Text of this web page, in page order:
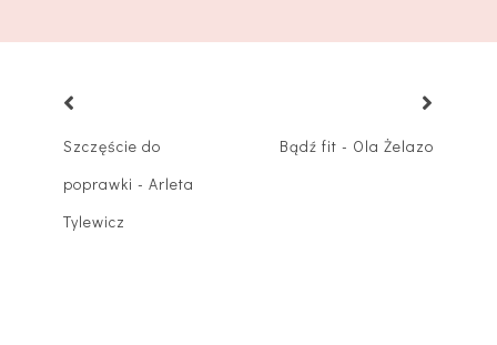
Szczęście do
poprawki - Arleta
Tylewicz
Bądź fit - Ola Żelazo